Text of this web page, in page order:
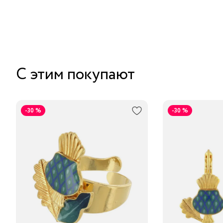
С этим покупают
-30 % -30 %